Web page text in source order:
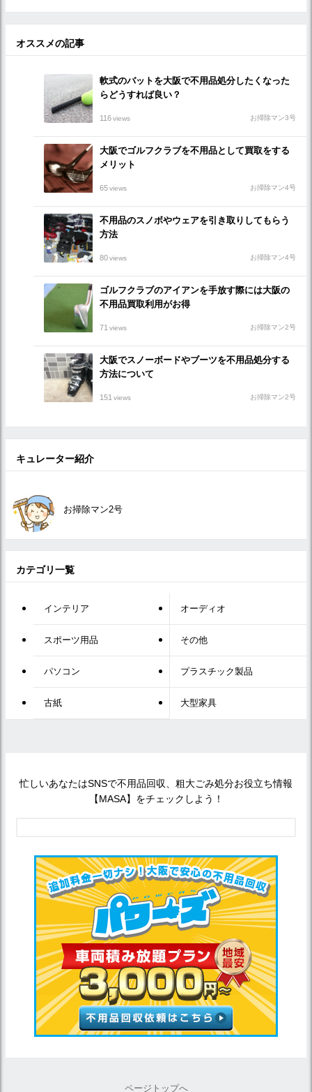
オススメの記事
軟式のバットを大阪で不用品処分したくなった
らどうすれば良い？
116views お掃除マン3号
大阪でゴルフクラブを不用品として買取をする
メリット
65views お掃除マン4号
不用品のスノボやウェアを引き取りしてもらう
方法
80views お掃除マン4号
ゴルフクラブのアイアンを手放す際には大阪の
不用品買取利用がお得
71views お掃除マン2号
大阪でスノーボードやブーツを不用品処分する
方法について
151views お掃除マン2号
キュレーター紹介
お掃除マン2号
カテゴリ一覧
インテリア オーディオ
スポーツ用品 その他
パソコン プラスチック製品
古紙 大型家具
忙しいあなたはSNSで不用品回収、粗大ごみ処分お役立ち情報
【MASA】をチェックしよう！
ページトップへ